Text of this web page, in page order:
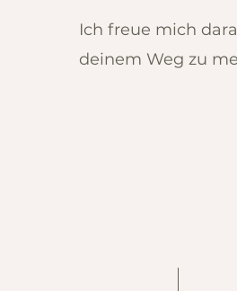
Ich freue mich
deinem Weg zu